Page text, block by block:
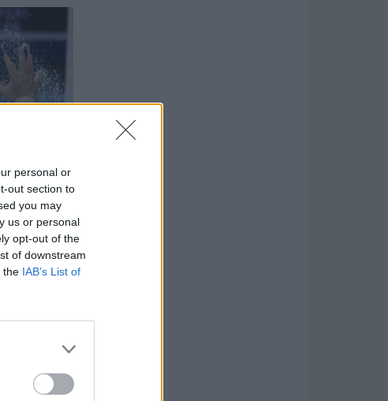
personal or
out section to
you may
us or personal
opt-out of the
of downstream
the IAB’s List of